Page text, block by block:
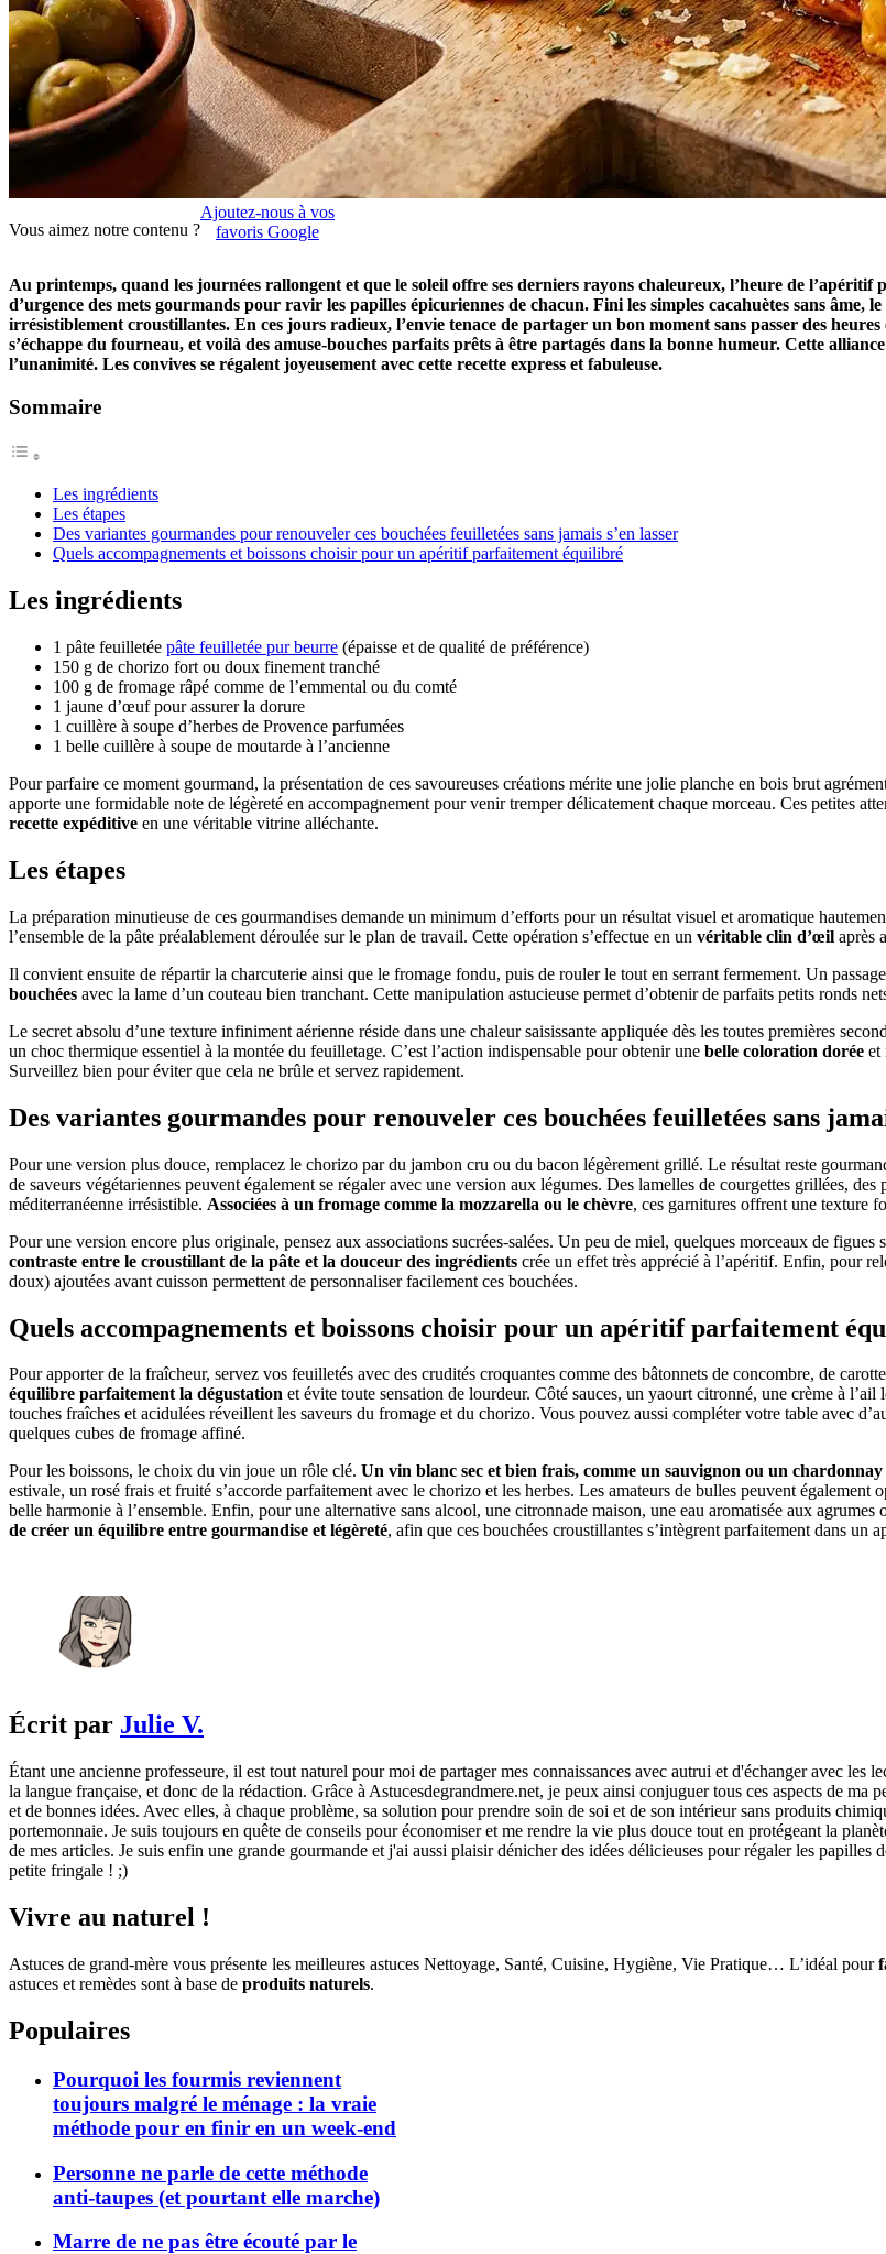
Vous aimez notre contenu ?
Ajoutez-nous à vos
favoris Google
Au printemps, quand les journées rallongent et que le soleil offre ses derniers rayons chaleureux, l’heure de
d’urgence des mets gourmands pour ravir les papilles épicuriennes de chacun. Fini les simples cacahuètes sans âme,
irrésistiblement croustillantes. En ces jours radieux, l’envie tenace de partager un bon moment sans passer des
s’échappe du fourneau, et voilà des amuse-bouches parfaits prêts à être partagés dans la bonne humeur. Cette
l’unanimité. Les convives se régalent joyeusement avec cette recette express et fabuleuse.
Sommaire
Les ingrédients
Les étapes
Des variantes gourmandes pour renouveler ces bouchées feuilletées sans jamais s’en lasser
Quels accompagnements et boissons choisir pour un apéritif parfaitement équilibré
Les ingrédients
1 pâte feuilletée pâte feuilletée pur beurre (épaisse et de qualité de préférence)
150 g de chorizo fort ou doux finement tranché
100 g de fromage râpé comme de l’emmental ou du comté
1 jaune d’œuf pour assurer la dorure
1 cuillère à soupe d’herbes de Provence parfumées
1 belle cuillère à soupe de moutarde à l’ancienne
Pour parfaire ce moment gourmand, la présentation de ces savoureuses créations mérite une jolie planche en bois brut
apporte une formidable note de légèreté en accompagnement pour venir tremper délicatement chaque morceau. Ces petites
recette expéditive en une véritable vitrine alléchante.
Les étapes
La préparation minutieuse de ces gourmandises demande un minimum d’efforts pour un résultat visuel et aromatique
l’ensemble de la pâte préalablement déroulée sur le plan de travail. Cette opération s’effectue en un véritable clin d’œil après
Il convient ensuite de répartir la charcuterie ainsi que le fromage fondu, puis de rouler le tout en serrant fermement. Un
bouchées avec la lame d’un couteau bien tranchant. Cette manipulation astucieuse permet d’obtenir de parfaits petits ronds
Le secret absolu d’une texture infiniment aérienne réside dans une chaleur saisissante appliquée dès les toutes premières
un choc thermique essentiel à la montée du feuilletage. C’est l’action indispensable pour obtenir une belle coloration dorée et
Surveillez bien pour éviter que cela ne brûle et servez rapidement.
Des variantes gourmandes pour renouveler ces bouchées feuilletées sans
Pour une version plus douce, remplacez le chorizo par du jambon cru ou du bacon légèrement grillé. Le résultat reste
de saveurs végétariennes peuvent également se régaler avec une version aux légumes. Des lamelles de courgettes grillées,
méditerranéenne irrésistible. Associées à un fromage comme la mozzarella ou le chèvre, ces garnitures offrent une texture
Pour une version encore plus originale, pensez aux associations sucrées-salées. Un peu de miel, quelques morceaux de
contraste entre le croustillant de la pâte et la douceur des ingrédients crée un effet très apprécié à l’apéritif. Enfin, pour
doux) ajoutées avant cuisson permettent de personnaliser facilement ces bouchées.
Quels accompagnements et boissons choisir pour un apéritif parfaitement
Pour apporter de la fraîcheur, servez vos feuilletés avec des crudités croquantes comme des bâtonnets de concombre, de
équilibre parfaitement la dégustation et évite toute sensation de lourdeur. Côté sauces, un yaourt citronné, une crème à
touches fraîches et acidulées réveillent les saveurs du fromage et du chorizo. Vous pouvez aussi compléter votre table avec
quelques cubes de fromage affiné.
Pour les boissons, le choix du vin joue un rôle clé. Un vin blanc sec et bien frais, comme un sauvignon ou un chardonnay
estivale, un rosé frais et fruité s’accorde parfaitement avec le chorizo et les herbes. Les amateurs de bulles peuvent
belle harmonie à l’ensemble. Enfin, pour une alternative sans alcool, une citronnade maison, une eau aromatisée aux
de créer un équilibre entre gourmandise et légèreté, afin que ces bouchées croustillantes s’intègrent parfaitement dans un
Écrit par Julie V.
Étant une ancienne professeure, il est tout naturel pour moi de partager mes connaissances avec autrui et d'échanger avec les
la langue française, et donc de la rédaction. Grâce à Astucesdegrandmere.net, je peux ainsi conjuguer tous ces aspects de ma
et de bonnes idées. Avec elles, à chaque problème, sa solution pour prendre soin de soi et de son intérieur sans produits
portemonnaie. Je suis toujours en quête de conseils pour économiser et me rendre la vie plus douce tout en protégeant la
de mes articles. Je suis enfin une grande gourmande et j'ai aussi plaisir dénicher des idées délicieuses pour régaler les papilles
petite fringale ! ;)
Vivre au naturel !
Astuces de grand-mère vous présente les meilleures astuces Nettoyage, Santé, Cuisine, Hygiène, Vie Pratique… L’idéal pour
astuces et remèdes sont à base de produits naturels.
Populaires
Pourquoi les fourmis reviennent
toujours malgré le ménage : la vraie
méthode pour en finir en un week-end
Personne ne parle de cette méthode
anti-taupes (et pourtant elle marche)
Marre de ne pas être écouté par le